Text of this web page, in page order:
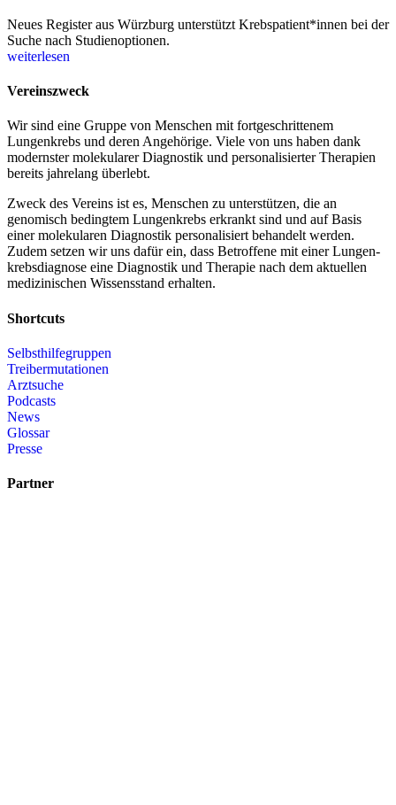
Neues Register aus Würzburg unterstützt Krebspatient*innen bei der
Suche nach Studienoptionen.
weiterlesen
Vereinszweck
Wir sind eine Gruppe von Menschen mit fort­geschrittenem
Lungenkrebs und deren Angehörige. Viele von uns haben dank
modernster molekularer Diagnostik und personalisierter Therapien
bereits jahrelang überlebt.
Zweck des Vereins ist es, Menschen zu unterstützen, die an
genomisch bedingtem Lungenkrebs erkrankt sind und auf Basis
einer molekularen Diagnostik personalisiert behandelt werden.
Zudem setzen wir uns dafür ein, dass Betroffene mit einer Lungen­
krebsdiagnose eine Diagnostik und Therapie nach dem aktuellen
medizinischen Wissensstand erhalten.
Shortcuts
Selbsthilfegruppen
Treibermutationen
Arztsuche
Podcasts
News
Glossar
Presse
Partner